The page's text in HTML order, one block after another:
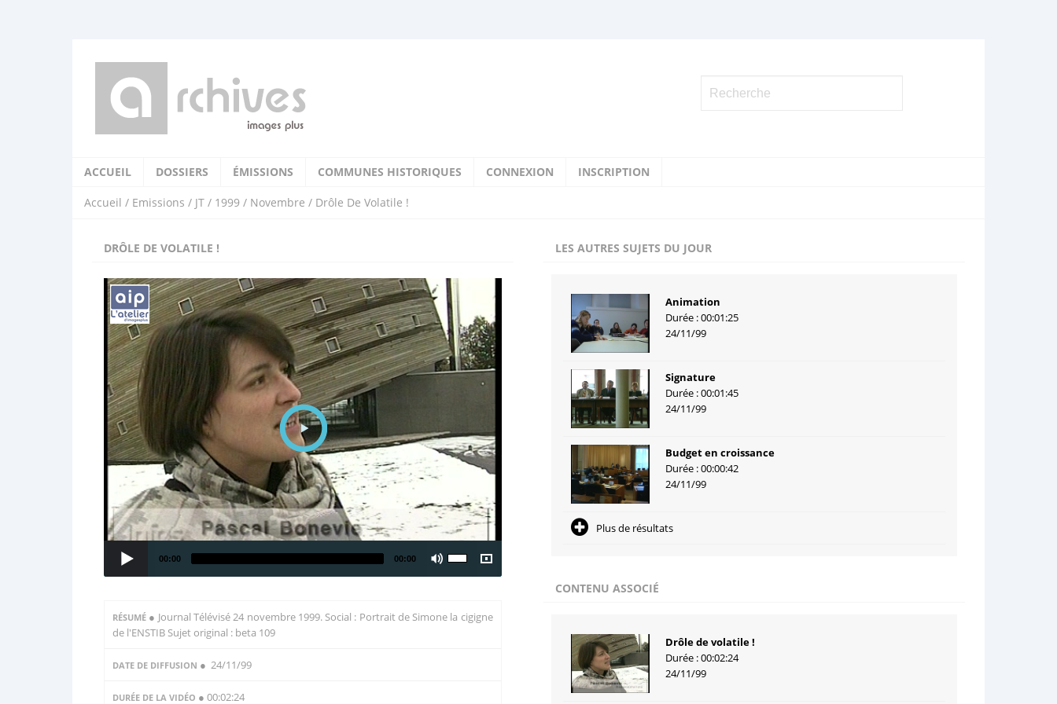
ACCUEIL DOSSIERS ÉMISSIONS COMMUNES HISTORIQUES CONNEXION INSCRIPTION
Accueil / Emissions / JT / 1999 / Novembre / Drôle De Volatile !
DRÔLE DE VOLATILE !
00:00 00:00
RÉSUMÉ ● Journal Télévisé 24 novembre 1999. Social : Portrait de Simone la cigigne
de l'ENSTIB Sujet original : beta 109
DATE DE DIFFUSION ● 24/11/99
DURÉE DE LA VIDÉO ● 00:02:24
LES AUTRES SUJETS DU JOUR
Animation
Durée : 00:01:25
24/11/99
Signature
Durée : 00:01:45
24/11/99
Budget en croissance
Durée : 00:00:42
24/11/99
Plus de résultats
CONTENU ASSOCIÉ
Drôle de volatile !
Durée : 00:02:24
24/11/99